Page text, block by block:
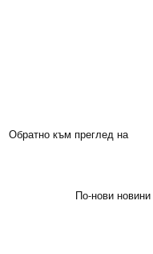
Обратно към преглед на
По-нови новини